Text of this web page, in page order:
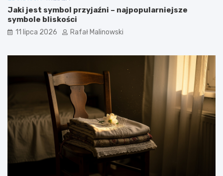
Jaki jest symbol przyjaźni – najpopularniejsze
symbole bliskości
11 lipca 2026 Rafał Malinowski